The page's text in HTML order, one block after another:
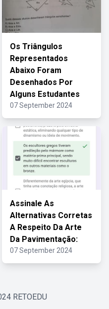
Os Triângulos
Representados
Abaixo Foram
Desenhados Por
Alguns Estudantes
07 September 2024
Assinale As
Alternativas Corretas
A Respeito Da Arte
Da Pavimentação:
07 September 2024
RETOEDU